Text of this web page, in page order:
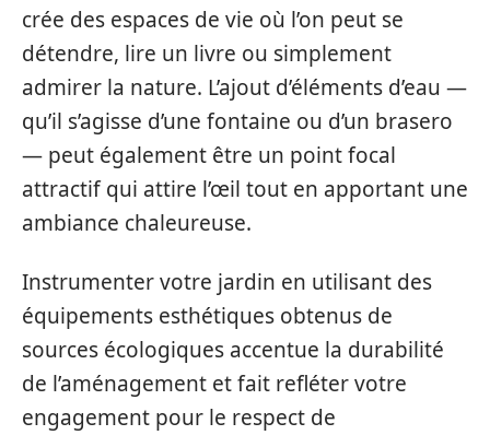
crée des espaces de vie où l’on peut se
détendre, lire un livre ou simplement
admirer la nature. L’ajout d’éléments d’eau —
qu’il s’agisse d’une fontaine ou d’un brasero
— peut également être un point focal
attractif qui attire l’œil tout en apportant une
ambiance chaleureuse.
Instrumenter votre jardin en utilisant des
équipements esthétiques obtenus de
sources écologiques accentue la durabilité
de l’aménagement et fait refléter votre
engagement pour le respect de